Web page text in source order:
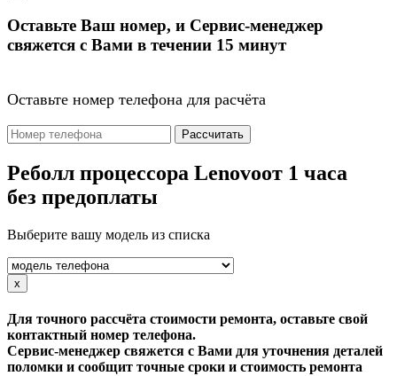
Оставьте Ваш номер, и Сервис-менеджер
свяжется с Вами в течении 15 минут
Оставьте номер телефона для расчёта
Рассчитать
Реболл процессора Lenovoот 1 часа
без предоплаты
Выберите вашу модель из списка
x
Для точного рассчёта стоимости ремонта, оставьте свой
контактный номер телефона.
Сервис-менеджер свяжется с Вами для уточнения деталей
поломки и сообщит точные сроки и стоимость ремонта